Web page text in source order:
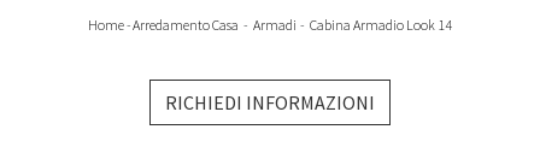
Home-Arredamento Casa - Armadi - Cabina Armadio Look 14
RICHIEDI INFORMAZIONI